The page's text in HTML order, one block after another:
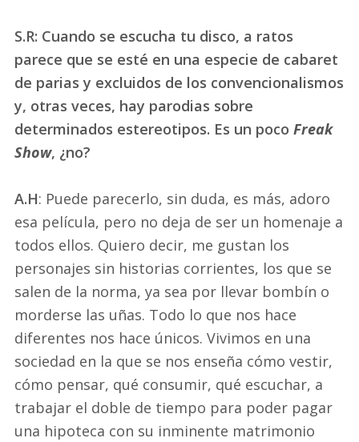
S.R: Cuando se escucha tu disco, a ratos
parece que se esté en una especie de cabaret
de parias y excluidos de los convencionalismos
y, otras veces, hay parodias sobre
determinados estereotipos. Es un poco Freak
Show, ¿no?
A.H: Puede parecerlo, sin duda, es más, adoro
esa película, pero no deja de ser un homenaje a
todos ellos. Quiero decir, me gustan los
personajes sin historias corrientes, los que se
salen de la norma, ya sea por llevar bombín o
morderse las uñas. Todo lo que nos hace
diferentes nos hace únicos. Vivimos en una
sociedad en la que se nos enseña cómo vestir,
cómo pensar, qué consumir, qué escuchar, a
trabajar el doble de tiempo para poder pagar
una hipoteca con su inminente matrimonio